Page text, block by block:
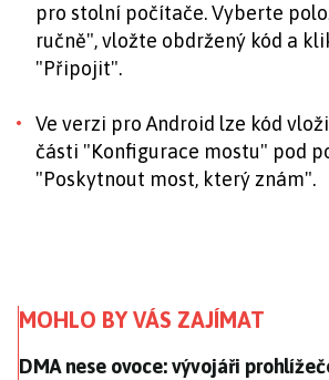
pro stolní počítače. Vyberte
ručně", vložte obdržený kód a
"Připojit".
Ve verzi pro Android lze kód
části "Konfigurace mostu" pod
"Poskytnout most, který znám".
MOHLO BY VÁS ZAJÍMAT
DMA nese ovoce: vývojáři
DMA nese ovoce: vývojáři